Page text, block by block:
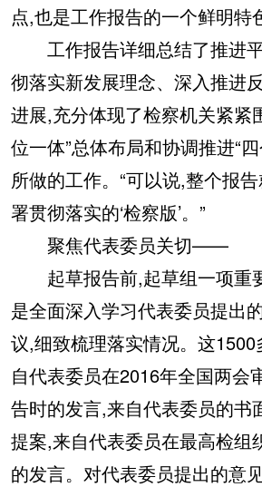
点,也是工作报告的一个鲜明特
工作报告详细总结了推进
彻落实新发展理念、深入推进
进展,充分体现了检察机关紧紧
位一体”总体布局和协调推进“
所做的工作。“可以说,整个报
署贯彻落实的‘检察版’。”
聚焦代表委员关切——
起草报告前,起草组一项重
是全面深入学习代表委员提出
议,细致梳理落实情况。这
自代表委员在2016年全国两会
告时的发言,来自代表委员的书
提案,来自代表委员在最高检组
的发言。对代表委员提出的意